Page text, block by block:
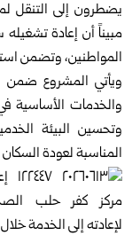
يضطرون إلى التنقل
مبيناً أن إعادة
المواطنين، وتضمن
ويأتي المشروع ضمن
والخدمات الأساسية
وتحسين البيئة
المناسبة لعودة